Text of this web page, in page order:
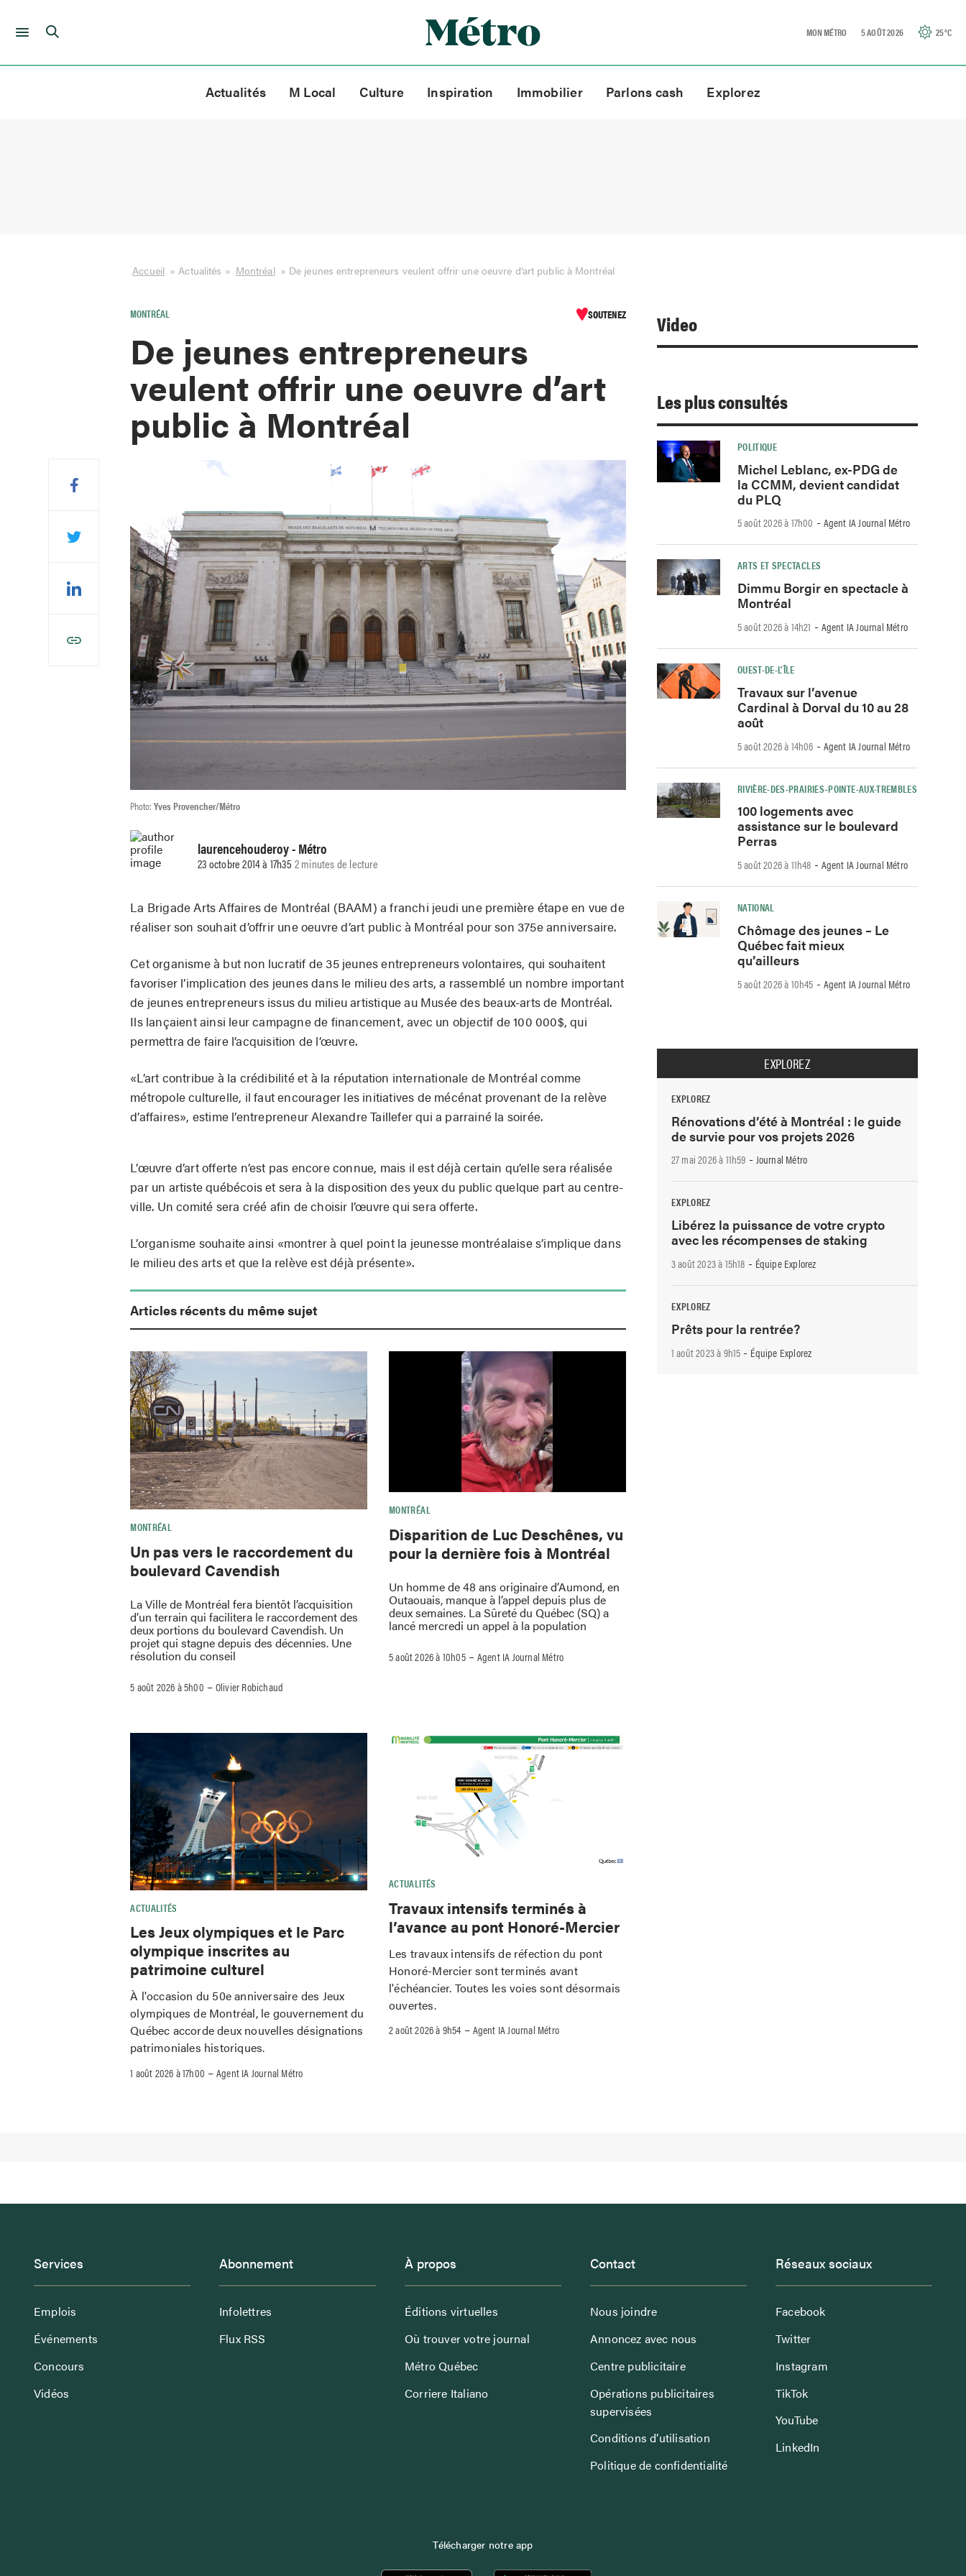
Skip
MON MÉTRO 5 AOÛT 2026 25°C
Actualités M Local Culture Inspiration Immobilier Parlons cash Explorez
Accueil »Actualités » Montréal » De jeunes entrepreneurs veulent offrir une oeuvre d’art public à Montréal
MONTRÉAL SOUTENEZ
De jeunes entrepreneurs
veulent offrir une oeuvre d’art
public à Montréal
Photo:Yves Provencher/Métro
laurencehouderoy- Métro
23 octobre 2014 à 17h35 2 minutes de lecture
La Brigade Arts Affaires de Montréal (BAAM) a franchi jeudi une première étape en vue de
réaliser son souhait d’offrir une oeuvre d’art public à Montréal pour son 375e anniversaire.
Cet organisme à but non lucratif de 35 jeunes entrepreneurs volontaires, qui souhaitent
favoriser l’implication des jeunes dans le milieu des arts, a rassemblé un nombre important
de jeunes entrepreneurs issus du milieu artistique au Musée des beaux-arts de Montréal.
Ils lançaient ainsi leur campagne de financement, avec un objectif de 100 000$, qui
permettra de faire l’acquisition de l’œuvre.
«L’art contribue à la crédibilité et à la réputation internationale de Montréal comme
métropole culturelle, il faut encourager les initiatives de mécénat provenant de la relève
d’affaires», estime l’entrepreneur Alexandre Taillefer qui a parrainé la soirée.
L’œuvre d’art offerte n’est pas encore connue, mais il est déjà certain qu’elle sera réalisée
par un artiste québécois et sera à la disposition des yeux du public quelque part au centre-
ville. Un comité sera créé afin de choisir l’œuvre qui sera offerte.
L’organisme souhaite ainsi «montrer à quel point la jeunesse montréalaise s’implique dans
le milieu des arts et que la relève est déjà présente».
Articles récents du même sujet
MONTRÉAL
Un pas vers le raccordement du
boulevard Cavendish
La Ville de Montréal fera bientôt l’acquisition
d’un terrain qui facilitera le raccordement des
deux portions du boulevard Cavendish. Un
projet qui stagne depuis des décennies. Une
résolution du conseil
5 août 2026 à 5h00 –Olivier Robichaud
MONTRÉAL
Disparition de Luc Deschênes, vu
pour la dernière fois à Montréal
Un homme de 48 ans originaire d’Aumond, en
Outaouais, manque à l’appel depuis plus de
deux semaines. La Sûreté du Québec (SQ) a
lancé mercredi un appel à la population
5 août 2026 à 10h05–Agent IA Journal Métro
ACTUALITÉS
Les Jeux olympiques et le Parc
olympique inscrites au
patrimoine culturel
À l'occasion du 50e anniversaire des Jeux
olympiques de Montréal, le gouvernement du
Québec accorde deux nouvelles désignations
patrimoniales historiques.
1 août 2026 à 17h00 –Agent IA Journal Métro
ACTUALITÉS
Travaux intensifs terminés à
l’avance au pont Honoré-Mercier
Les travaux intensifs de réfection du pont
Honoré-Mercier sont terminés avant
l'échéancier. Toutes les voies sont désormais
ouvertes.
2 août 2026 à 9h54 –Agent IA Journal Métro
Video
Les plus consultés
POLITIQUE
Michel Leblanc, ex-PDG de
la CCMM, devient candidat
du PLQ
5 août 2026 à 17h00 -Agent IA Journal Métro
ARTS ET SPECTACLES
Dimmu Borgir en spectacle à
Montréal
5 août 2026 à 14h21 -Agent IA Journal Métro
OUEST-DE-L’ÎLE
Travaux sur l’avenue
Cardinal à Dorval du 10 au 28
août
5 août 2026 à 14h06 -Agent IA Journal Métro
RIVIÈRE-DES-PRAIRIES–POINTE-AUX-TREMBLES
100 logements avec
assistance sur le boulevard
Perras
5 août 2026 à 11h48 -Agent IA Journal Métro
NATIONAL
Chômage des jeunes – Le
Québec fait mieux
qu’ailleurs
5 août 2026 à 10h45 -Agent IA Journal Métro
EXPLOREZ
EXPLOREZ
Rénovations d’été à Montréal : le guide
de survie pour vos projets 2026
27 mai 2026 à 11h59 -Journal Métro
EXPLOREZ
Libérez la puissance de votre crypto
avec les récompenses de staking
3 août 2023 à 15h18 - Équipe Explorez
EXPLOREZ
Prêts pour la rentrée?
1 août 2023 à 9h15 - Équipe Explorez
Services
Emplois
Événements
Concours
Vidéos
Abonnement
Infolettres
Flux RSS
À propos
Éditions virtuelles
Où trouver votre journal
Métro Québec
Corriere Italiano
Contact
Nous joindre
Annoncez avec nous
Centre publicitaire
Opérations publicitaires
supervisées
Conditions d’utilisation
Politique de confidentialité
Réseaux sociaux
Facebook
Twitter
Instagram
TikTok
YouTube
LinkedIn
Télécharger notre app